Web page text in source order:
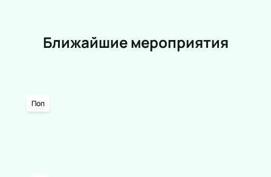
Ближайшие мероприятия
Поп